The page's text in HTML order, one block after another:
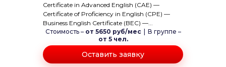
Certificate in Advanced English (CAE) —
Certificate of Proficiency in English (CPE) —
Business English Certificate (BEC) —...
Стоимость – от 5650 руб/мес
В группе –
от 5 чел.
Оставить заявку